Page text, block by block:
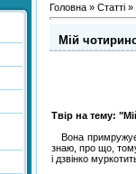
Головна » Статті »
Мій
Твір на тему:
Вона примружує
знаю, про що,
і дзвінко